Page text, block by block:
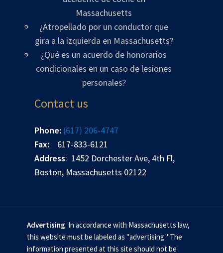
Massachusetts
¿Atropellado por un conductor que
gira a la izquierda en Massachusetts?
¿Qué es un acuerdo de honorarios
condicionales en un caso de lesiones
personales?
Contact us
Phone: (617) 206-4747
Fax: 617-833-6121
Address: 1452 Dorchester Ave, 4th Fl,
Boston, Massachusetts 02122
Advertising. In accordance with Massachusetts law,
this website must be labeled as "advertising." The
information presented at this site should not be